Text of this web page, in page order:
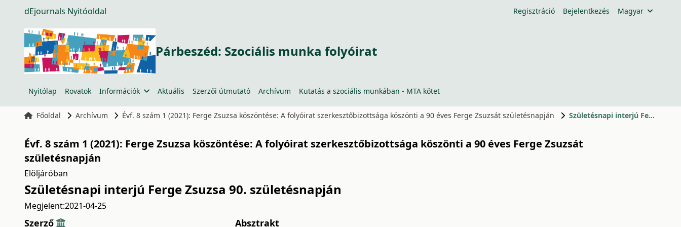
dEjournals Nyitóoldal Regisztráció Bejelentkezés Magyar
Párbeszéd: Szociális munka folyóirat
Nyitólap Rovatok Információk Aktuális Szerzői útmutató Archívum Kutatás a szociális munkában - MTA kötet
Főoldal Archívum Évf. 8 szám 1 (2021): Ferge Zsuzsa köszöntése: A folyóirat szerkesztőbizottsága köszönti a 90 éves Ferge Zsuzsát születésnapján Születésnapi interjú Ferge Zsuzsa 90. születésnapján
Évf. 8 szám 1 (2021): Ferge Zsuzsa köszöntése: A folyóirat szerkesztőbizottsága köszönti a 90 éves Ferge Zsuzsát
születésnapján
Elöljáróban
Születésnapi interjú Ferge Zsuzsa 90. születésnapján
Megjelent:2021-04-25
Szerző Absztrakt